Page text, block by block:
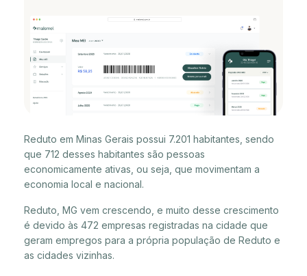
Reduto em Minas Gerais possui 7.201 habitantes, sendo
que 712 desses habitantes são pessoas
economicamente ativas, ou seja, que movimentam a
economia local e nacional.
Reduto, MG vem crescendo, e muito desse crescimento
é devido às 472 empresas registradas na cidade que
geram empregos para a própria população de Reduto e
as cidades vizinhas.